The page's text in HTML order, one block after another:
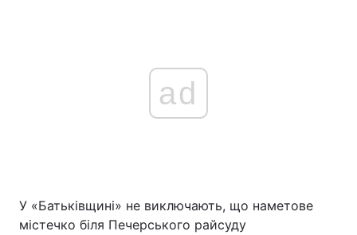
ad
У «Батьківщині» не виключають, що наметове
містечко біля Печерського райсуду